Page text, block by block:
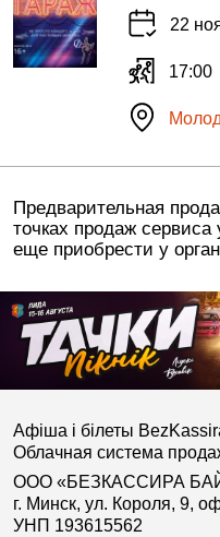
22
17:00
Предварительная
точках продаж
еще приобрести у
Афіша і білеты
Облачная система
ООО «БЕЗКАССИРА
г. Минск, ул. Короля, 9,
УНП 193615562